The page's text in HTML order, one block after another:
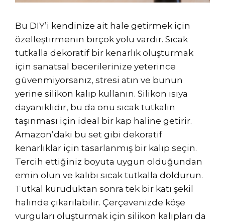
Bu DIY’i kendinize ait hale getirmek için
özelleştirmenin birçok yolu vardır. Sıcak
tutkalla dekoratif bir kenarlık oluşturmak
için sanatsal becerilerinize yeterince
güvenmiyorsanız, stresi atın ve bunun
yerine silikon kalıp kullanın. Silikon ısıya
dayanıklıdır, bu da onu sıcak tutkalın
taşınması için ideal bir kap haline getirir.
Amazon’daki bu set gibi dekoratif
kenarlıklar için tasarlanmış bir kalıp seçin.
Tercih ettiğiniz boyuta uygun olduğundan
emin olun ve kalıbı sıcak tutkalla doldurun.
Tutkal kuruduktan sonra tek bir katı şekil
halinde çıkarılabilir. Çerçevenizde köşe
vurguları oluşturmak için silikon kalıpları da